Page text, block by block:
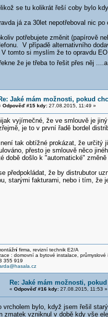
se tu kolikrát řeší coby bylo
já za 30let nepotřeboval nic
potřebujete změnit (papírově
V případě alternativního
tomto si myslím že to opravdu
že je třeba to řešit přes něj
Jaké mám možnosti, pokud
Odpověď #15 kdy:27.08.2015, 11:49 »
vyjímečné, že ve smlouvě je
je to v první řadě bordel
tak obtížné prokázat, že určitý
přesto je smlouvě něco
době došlo k "automatické"
předpokládat, že by distrubutor
starými fakturami, nebo i tím, že
í firma, revizní technik E2/A
: domovní a bytové instalace, průmyslové
355 919
Re: Jaké mám možnosti,
« Odpověď #16 kdy:27.08.2015, 11:53 »
vrcholem bylo, když jsem řešil
zmatek vzniknul v době kdy vše